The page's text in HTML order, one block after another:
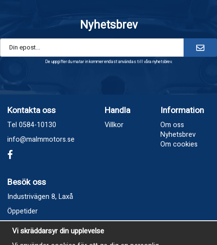
Nyhetsbrev
De uppgifter du matar in kommer endast användas till våra nyhetsbrev.
Kontakta oss
Tel 0584-10130
info@malmmotors.se
Handla
Villkor
Information
Om oss
Nyhetsbrev
Om cookies
Besök oss
Industrivägen 8, Laxå
Öppetider
Vecka 32
Måndag kl 9-12, kl 13 - 15
Vi skräddarsyr din upplevelse